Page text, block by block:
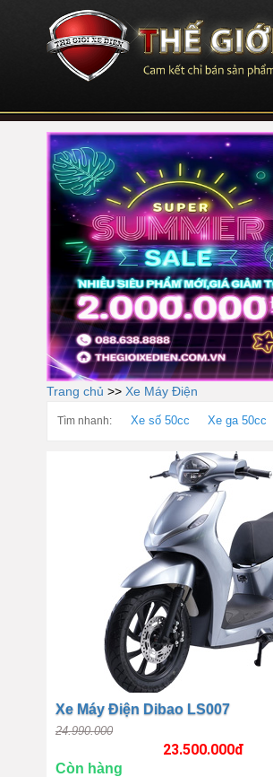
Trang chủ >> Xe Máy Điện
Tìm nhanh: Xe số 50cc Xe ga 50cc
Xe Máy Điện Dibao LS007
24.990.000
23.500.000đ
Còn hàng